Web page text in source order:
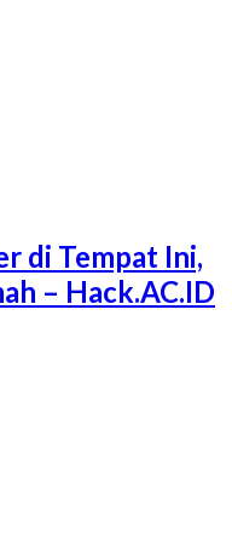
di Tempat Ini,
– Hack.AC.ID